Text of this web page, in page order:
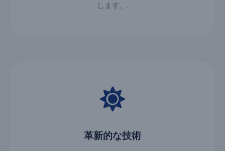
します。.
革新的な技術